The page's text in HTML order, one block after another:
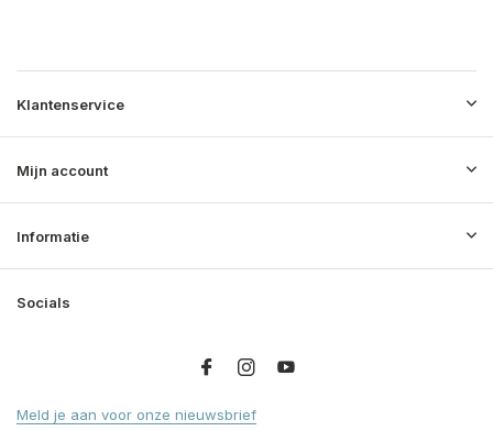
Klantenservice
Mijn account
Informatie
Socials
Meld je aan voor onze nieuwsbrief